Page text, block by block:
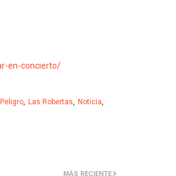
en-concierto/
Las Robertas
Noticia
MÁS RECIENTE